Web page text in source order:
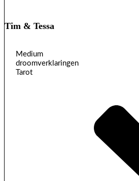
Tim & Tessa
Medium
droomverklaringen
Tarot